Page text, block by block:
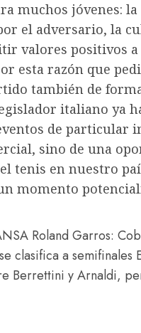
muchos jóvenes: la
el adversario, la
valores positivos
esta razón que
también de
italiano ya
de particular
sino de una
tenis en nuestro
momento
Roland Garros:
clasifica a semifinales
Berrettini y Arnaldi,